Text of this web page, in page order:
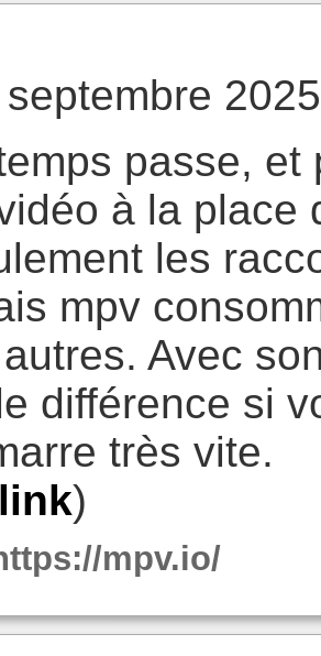
passe,
à la place
les
mpv
Avec
différence si
très vite.
)
mpv.io/